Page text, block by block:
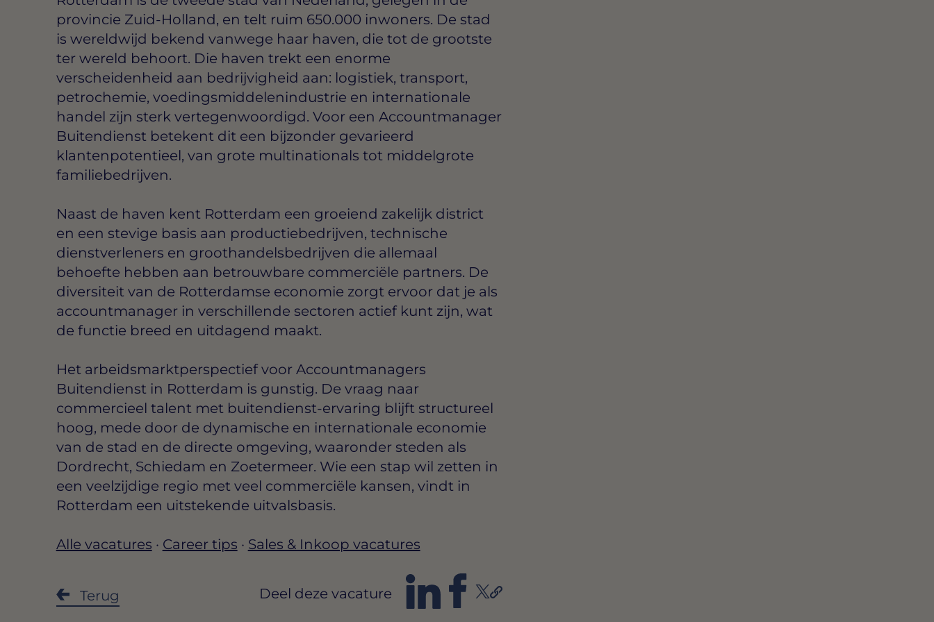
provincie Zuid-Holland, en telt ruim 650.000 inwoners. De stad
is wereldwijd bekend vanwege haar haven, die tot de grootste
ter wereld behoort. Die haven trekt een enorme
verscheidenheid aan bedrijvigheid aan: logistiek, transport,
petrochemie, voedingsmiddelenindustrie en internationale
handel zijn sterk vertegenwoordigd. Voor een Accountmanager
Buitendienst betekent dit een bijzonder gevarieerd
klantenpotentieel, van grote multinationals tot middelgrote
familiebedrijven.
Naast de haven kent Rotterdam een groeiend zakelijk district
en een stevige basis aan productiebedrijven, technische
dienstverleners en groothandelsbedrijven die allemaal
behoefte hebben aan betrouwbare commerciële partners. De
diversiteit van de Rotterdamse economie zorgt ervoor dat je als
accountmanager in verschillende sectoren actief kunt zijn, wat
de functie breed en uitdagend maakt.
Het arbeidsmarktperspectief voor Accountmanagers
Buitendienst in Rotterdam is gunstig. De vraag naar
commercieel talent met buitendienst-ervaring blijft structureel
hoog, mede door de dynamische en internationale economie
van de stad en de directe omgeving, waaronder steden als
Dordrecht, Schiedam en Zoetermeer. Wie een stap wil zetten in
een veelzijdige regio met veel commerciële kansen, vindt in
Rotterdam een uitstekende uitvalsbasis.
Alle vacatures · Career tips · Sales & Inkoop vacatures
Terug Deel deze vacature